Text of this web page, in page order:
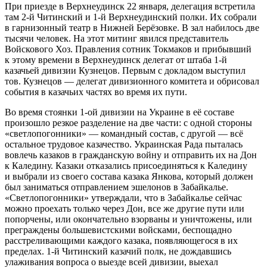
При приезде в Верхнеудинск 22 января, делегация встретила
там 2-й Читинский и 1-й Верхнеудинский полки. Их собрали
в гарнизонный театр в Нижней Берёзовке. В зал набилось две
тысячи человек. На этот митинг явился представитель
Войскового Хоз. Правления сотник Токмаков и прибывший
к этому времени в Верхнеудинск делегат от штаба 1-й
казачьей дивизии Кузнецов. Первым с докладом выступил
тов. Кузнецов — делегат дивизионного комитета и обрисовал
события в казачьих частях во время их пути.
Во время стоянки 1-ой дивизии на Украине в её составе
произошло резкое разделение на две части: с одной стороны
«светлопогонники» — командный состав, с другой — всё
остальное трудовое казачество. Украинская Рада пыталась
вовлечь казаков в гражданскую войну и отправить их на Дон
к Каледину. Казаки отказались присоединяться к Каледину
и выбрали из своего состава казака Янкова, который должен
был заниматься отправлением эшелонов в Забайкалье.
«Светлопогонники» утверждали, что в Забайкалье сейчас
можно проехать только через Дон, все же другие пути или
попорчены, или окончательно взорваны и уничтожены, или
преграждены большевистскими войсками, беспощадно
расстреливающими каждого казака, появляющегося в их
пределах. 1-й Читинский казачий полк, не дождавшись
улаживания вопроса о выезде всей дивизии, выехал